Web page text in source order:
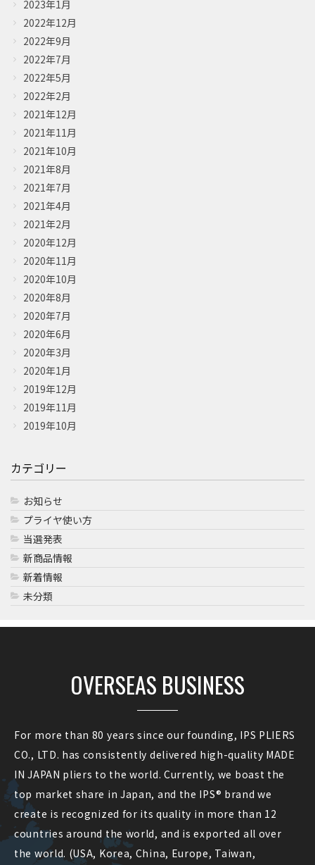
2023年1月
2022年12月
2022年9月
2022年7月
2022年5月
2022年2月
2021年12月
2021年11月
2021年10月
2021年8月
2021年7月
2021年4月
2021年2月
2020年12月
2020年11月
2020年10月
2020年8月
2020年7月
2020年6月
2020年3月
2020年1月
2019年12月
2019年11月
2019年10月
カテゴリー
お知らせ
プライヤ使い方
当選発表
新商品情報
新着情報
未分類
OVERSEAS BUSINESS
For more than 80 years since our founding, IPS PLIERS
CO., LTD. has consistently delivered high-quality MADE
IN JAPAN pliers to the world. Currently, we boast the
top market share in Japan, and the IPS® brand we
create is recognized for its quality in more than 12
countries around the world, and is exported all over
the world. (USA, Korea, China, Europe, Taiwan,